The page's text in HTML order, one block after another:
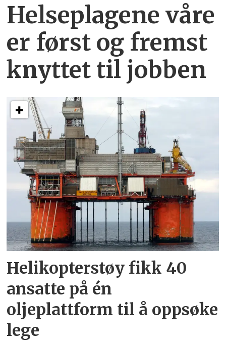
Helseplagene våre
er først og fremst
knyttet til jobben
Helikopterstøy fikk 40
ansatte på én
oljeplattform til å oppsøke
lege